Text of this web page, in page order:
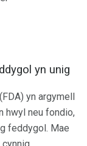
yn unig
yn argymell
hwyl neu fondio,
feddygol. Mae